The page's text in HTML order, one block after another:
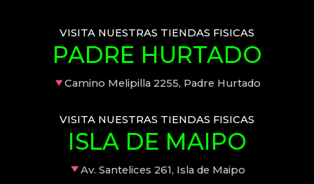
VISITA NUESTRAS TIENDAS FISICAS
PADRE HURTADO
Camino Melipilla 2255, Padre Hurtado
VISITA NUESTRAS TIENDAS FISICAS
ISLA DE MAIPO
Av. Santelices 261, Isla de Maipo